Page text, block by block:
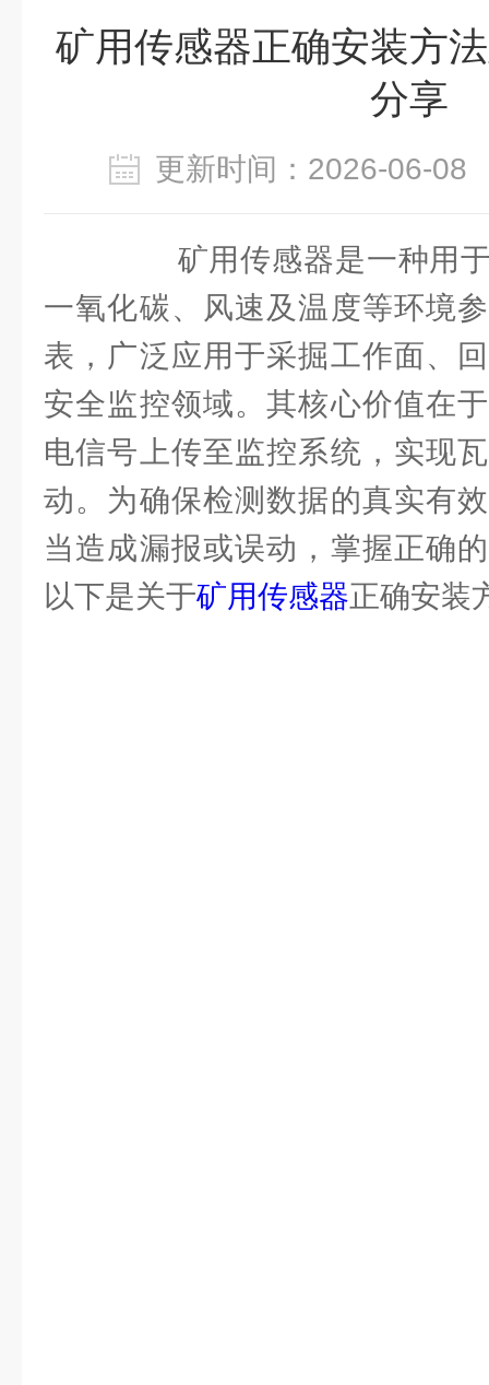
矿用传感器正确安装方
分享
更新时间：2026-06-
矿用传感器是一种用于
一氧化碳、风速及温度等环境
表，广泛应用于采掘工作面、
安全监控领域。其核心价值在
电信号上传至监控系统，实现
动。为确保检测数据的真实有
当造成漏报或误动，掌握正确
以下是关于矿用传感器正确安装